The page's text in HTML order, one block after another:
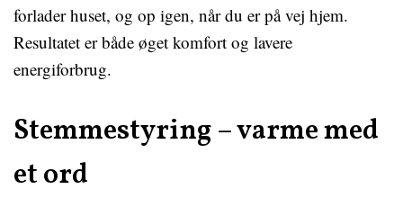
forlader huset, og op igen, når du er på vej hjem.
Resultatet er både øget komfort og lavere
energiforbrug.
Stemmestyring – varme med
et ord